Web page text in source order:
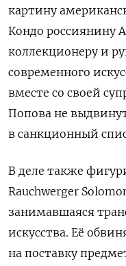
картину
Кондо россиянину
коллекционеру и
современного
вместе со своей
Попова не
в санкционный
В деле также
Rauchwerger
занимавшаяся
искусства. Её
на поставку